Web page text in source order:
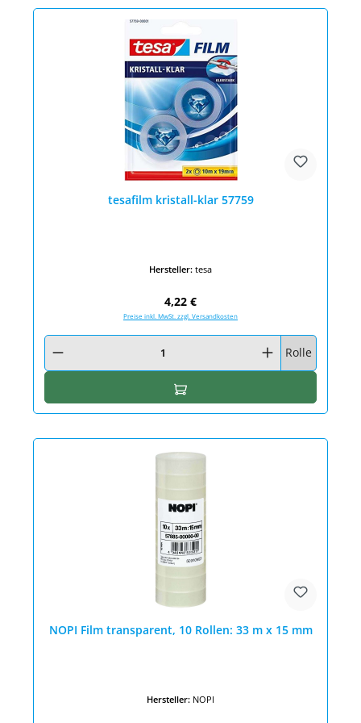
tesafilm kristall-klar 57759
Hersteller: tesa
Regulärer Preis:
4,22 €
Preise inkl. MwSt. zzgl. Versandkosten
Produkt Anzahl: Gib den gewünschten Wert ein oder benutze die
Rolle
In den Warenkorb
NOPI Film transparent, 10 Rollen: 33 m x 15 mm
Hersteller: NOPI